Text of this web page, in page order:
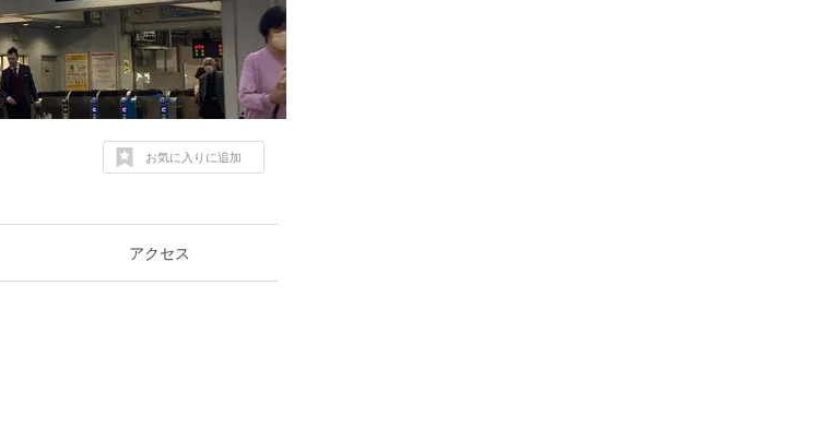
お気に入りに追加
アクセス